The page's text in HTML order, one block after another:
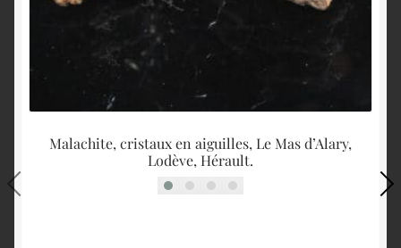
Malachite, cristaux en aiguilles, Le Mas d’Alary,
Lodève, Hérault.